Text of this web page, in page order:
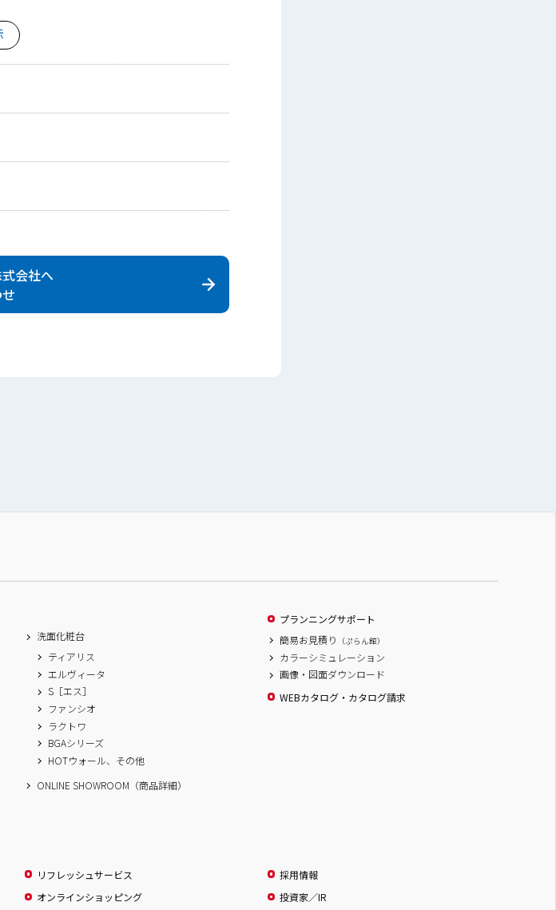
会社へ
洗面化粧台
ティアリス
エルヴィータ
S［エス］
ファンシオ
ラクトワ
BGAシリーズ
HOTウォール、その他
ONLINE SHOWROOM（商品詳細）
プランニングサポート
簡易お見積り
（ぷらん館）
カラーシミュレーション
画像・図面ダウンロード
WEBカタログ・カタログ請求
リフレッシュサービス
オンラインショッピング
採用情報
投資家／IR